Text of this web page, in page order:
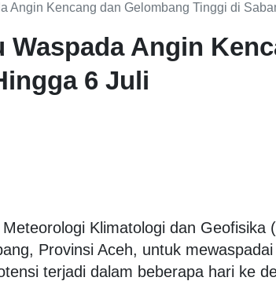
Angin Kencang dan Gelombang Tinggi di
Waspada Angin
6 Juli
Klimatologi dan Geofisika
Provinsi Aceh, untuk mewaspadai
terjadi dalam beberapa hari ke